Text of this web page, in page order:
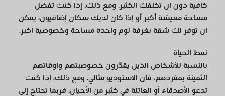
كافية دون أن تكلفك الكثير. ومع ذلك، إذا كنت تفضل
مساحة معيشة أكبر أو إذا كان لديك سكان إضافيون، يمكن
أن توفر لك شقة بغرفة نوم واحدة مساحة وخصوصية أكبر.
نمط الحياة
بالنسبة للأشخاص الذين يقدّرون خصوصيتهم وأوقاتهم
الثمينة بمفردهم، فإن الاستوديو مثالي. ومع ذلك، إذا كنت
تدعو الأصدقاء أو العائلة في كثير من الأحيان، فربما تحتاج إلى